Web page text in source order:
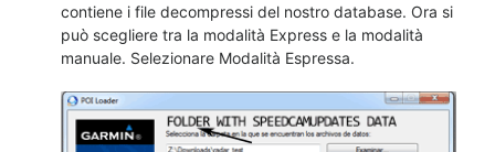
contiene i file decompressi del nostro database. Ora si
può scegliere tra la modalità Express e la modalità
manuale. Selezionare Modalità Espressa.